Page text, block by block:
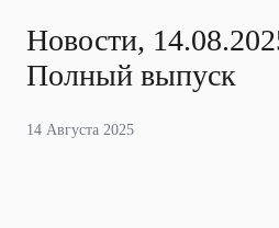
Новости,
Полный выпуск
14 Августа 2025